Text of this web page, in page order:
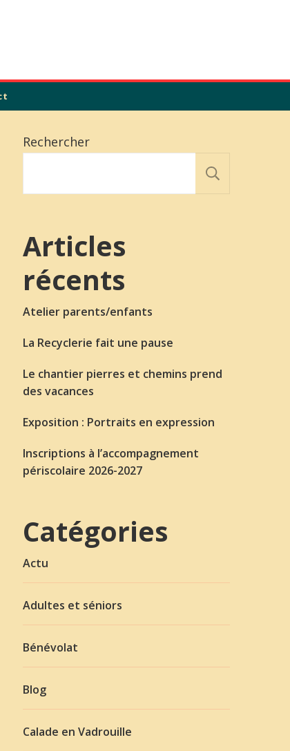
Rechercher
Articles
récents
Atelier parents/enfants
La Recyclerie fait une pause
Le chantier pierres et chemins prend
des vacances
Exposition : Portraits en expression
Inscriptions à l’accompagnement
périscolaire 2026-2027
Catégories
Actu
Adultes et séniors
Bénévolat
Blog
Calade en Vadrouille